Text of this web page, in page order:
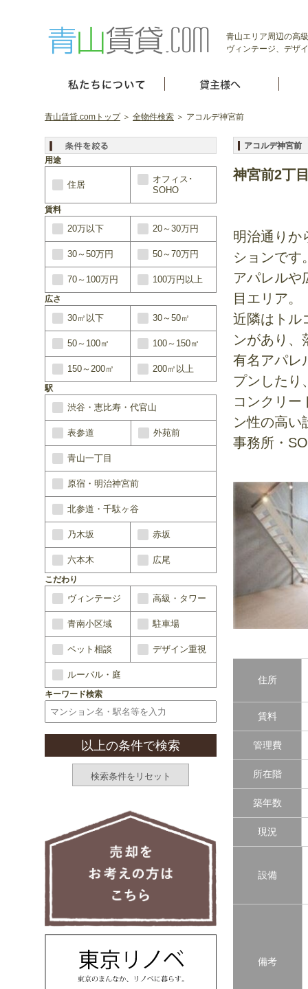
青山エリア周辺の高
ヴィンテージ、デザ
青山賃貸.comトップ＞ 全物件検索 ＞ アコルデ神宮前
アコルデ神宮
神宮前2丁
明治通りか
ションです
アパレルや
目エリア。
近隣はトル
ンがあり、
有名アパレ
プンしたり
コンクリー
ン性の高い
事務所・
住所
賃料
管理費
所在階
築年数
現況
設備
備考
用途
住居
オフィス･
SOHO
賃料
20万以下 20～30万円
30～50万円 50～70万円
70～100万円 100万円以上
広さ
30㎡以下 30～50㎡
50～100㎡ 100～150㎡
150～200㎡ 200㎡以上
駅
渋谷・恵比寿・代官山
表参道 外苑前
青山一丁目
原宿・明治神宮前
北参道・千駄ヶ谷
乃木坂 赤坂
六本木 広尾
こだわり
ヴィンテージ 高級・タワー
青南小区域 駐車場
ペット相談 デザイン重視
ルーバル・庭
キーワード検索